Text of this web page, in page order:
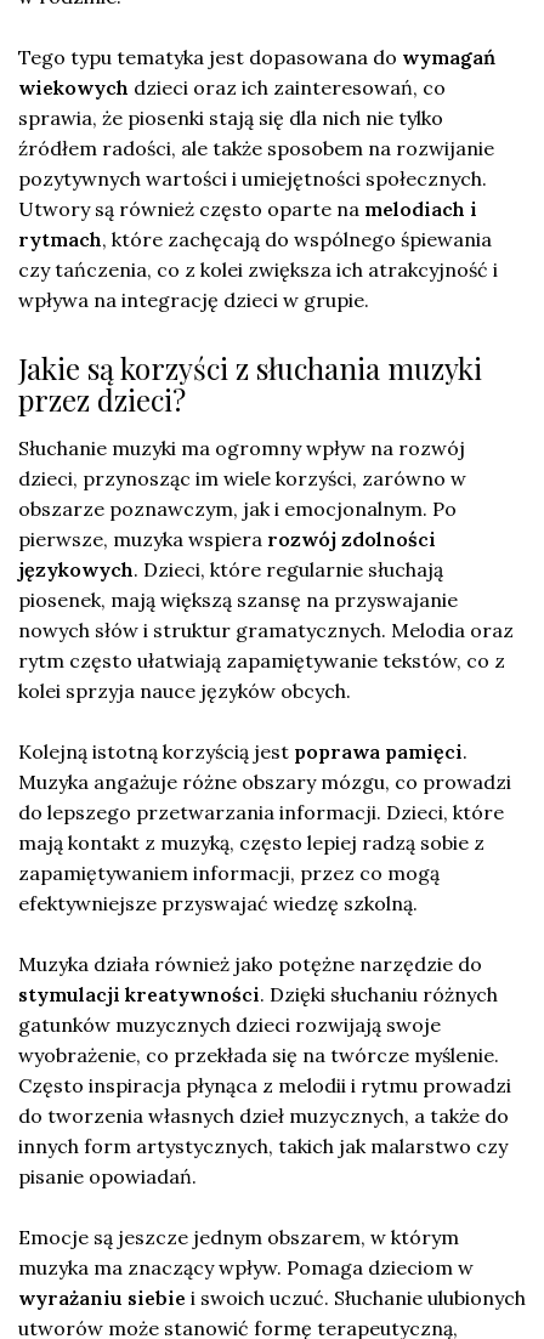
Tego typu tematyka jest dopasowana do wymagań
wiekowych dzieci oraz ich zainteresowań, co
sprawia, że piosenki stają się dla nich nie tylko
źródłem radości, ale także sposobem na rozwijanie
pozytywnych wartości i umiejętności społecznych.
Utwory są również często oparte na melodiach i
rytmach, które zachęcają do wspólnego śpiewania
czy tańczenia, co z kolei zwiększa ich atrakcyjność i
wpływa na integrację dzieci w grupie.
Jakie są korzyści z słuchania muzyki
przez dzieci?
Słuchanie muzyki ma ogromny wpływ na rozwój
dzieci, przynosząc im wiele korzyści, zarówno w
obszarze poznawczym, jak i emocjonalnym. Po
pierwsze, muzyka wspiera rozwój zdolności
językowych. Dzieci, które regularnie słuchają
piosenek, mają większą szansę na przyswajanie
nowych słów i struktur gramatycznych. Melodia oraz
rytm często ułatwiają zapamiętywanie tekstów, co z
kolei sprzyja nauce języków obcych.
Kolejną istotną korzyścią jest poprawa pamięci.
Muzyka angażuje różne obszary mózgu, co prowadzi
do lepszego przetwarzania informacji. Dzieci, które
mają kontakt z muzyką, często lepiej radzą sobie z
zapamiętywaniem informacji, przez co mogą
efektywniejsze przyswajać wiedzę szkolną.
Muzyka działa również jako potężne narzędzie do
stymulacji kreatywności. Dzięki słuchaniu różnych
gatunków muzycznych dzieci rozwijają swoje
wyobrażenie, co przekłada się na twórcze myślenie.
Często inspiracja płynąca z melodii i rytmu prowadzi
do tworzenia własnych dzieł muzycznych, a także do
innych form artystycznych, takich jak malarstwo czy
pisanie opowiadań.
Emocje są jeszcze jednym obszarem, w którym
muzyka ma znaczący wpływ. Pomaga dzieciom w
wyrażaniu siebie i swoich uczuć. Słuchanie ulubionych
utworów może stanowić formę terapeutyczną,